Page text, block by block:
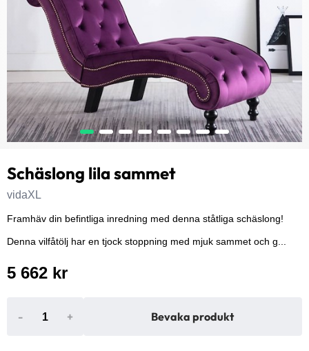
Schäslong lila sammet
vidaXL
Framhäv din befintliga inredning med denna ståtliga schäslong!
Denna vilfåtölj har en tjock stoppning med mjuk sammet och g...
5 662 kr
- + Bevaka produkt